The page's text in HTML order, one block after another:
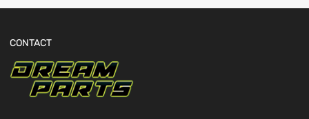
CONTACT